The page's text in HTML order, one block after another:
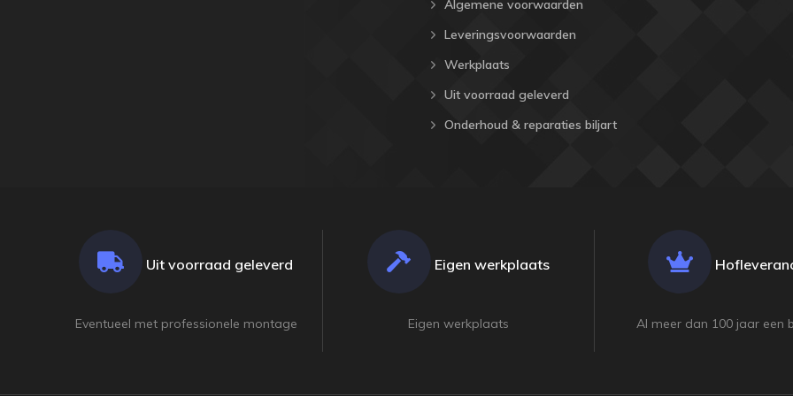
Algemene voorwaarden
Leveringsvoorwaarden
Werkplaats
Uit voorraad geleverd
Onderhoud & reparaties biljart
Uit voorraad geleverd
Eventueel met professionele montage
Eigen werkplaats
Eigen werkplaats Al meer dan 100 jaar een